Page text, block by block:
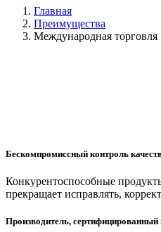
Главная
Преимущества
Международная торговля
Бескомпромиссный контроль
Конкурентоспособные
прекращает исправлять,
Производитель, сертифицированный